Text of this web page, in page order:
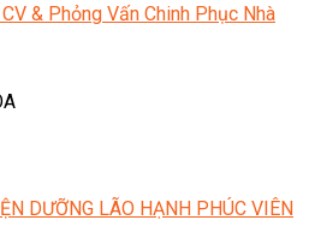
& Phỏng Vấn Chinh Phục Nhà
DƯỠNG LÃO HẠNH PHÚC VIÊN